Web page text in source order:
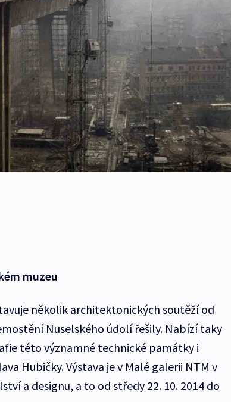
muzeu
několik architektonických soutěží od
Nuselského údolí řešily. Nabízí taky
této významné technické památky i
Hubičky. Výstava je v Malé galerii NTM v
a designu, a to od středy 22. 10. 2014 do